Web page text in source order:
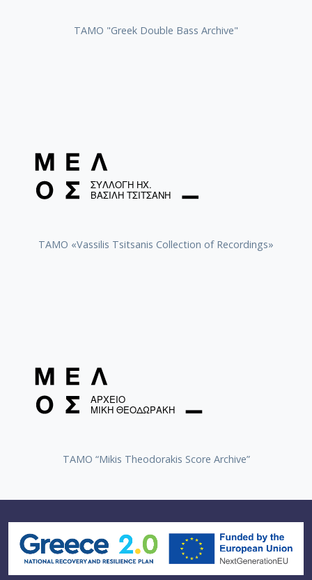
ΤΑΜΟ "Greek Double Bass Archive"
TAMO «Vassilis Tsitsanis Collection of Recordings»
TAMO “Mikis Theodorakis Score Archive”